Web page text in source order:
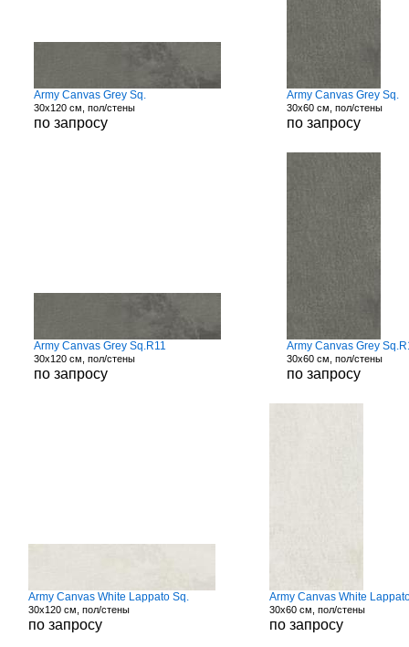
Army Canvas Grey Sq.
30x120 см, пол/стены
по запросу
Army Canvas Grey Sq.
30x60 см, пол/стены
по запросу
Army Canvas Grey Sq.R11
30x120 см, пол/стены
по запросу
Army Canvas Grey
30x60 см, пол/стены
по запросу
Army Canvas White Lappato Sq.
30x120 см, пол/стены
по запросу
Army Canvas White
30x60 см, пол/стены
по запросу